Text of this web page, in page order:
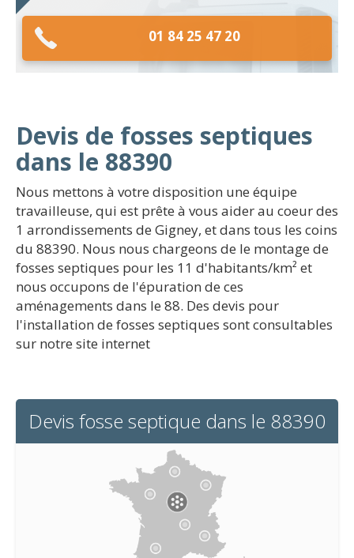
01 84 25 47 20
Devis de fosses septiques
dans le 88390
Nous mettons à votre disposition une équipe
travailleuse, qui est prête à vous aider au coeur des
1 arrondissements de Gigney, et dans tous les coins
du 88390. Nous nous chargeons de le montage de
fosses septiques pour les 11 d'habitants/km² et
nous occupons de l'épuration de ces
aménagements dans le 88. Des devis pour
l'installation de fosses septiques sont consultables
sur notre site internet
Devis fosse septique dans le 88390